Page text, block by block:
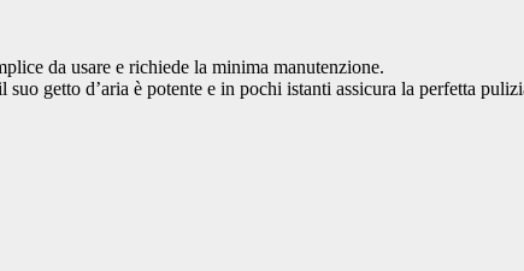
da usare e richiede la minima manutenzione.
getto d’aria è potente e in pochi istanti assicura la perfetta